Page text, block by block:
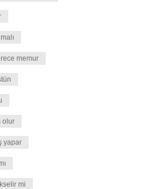
memur
olur
yapar
mi